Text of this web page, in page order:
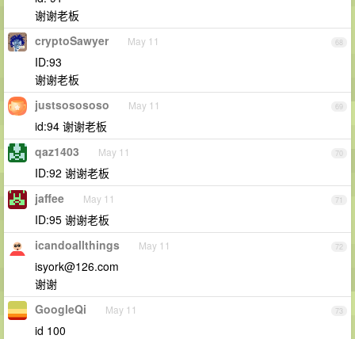
谢谢老板
68
cryptoSawyer May 11
ID:93
谢谢老板
69
justsosososo May 11
id:94 谢谢老板
70
qaz1403 May 11
ID:92 谢谢老板
71
jaffee May 11
ID:95 谢谢老板
72
icandoallthings May 11
isyork@126.com
谢谢
73
GoogleQi May 11
id 100